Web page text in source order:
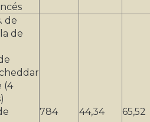
de
de
(4
784 44,34 65,52